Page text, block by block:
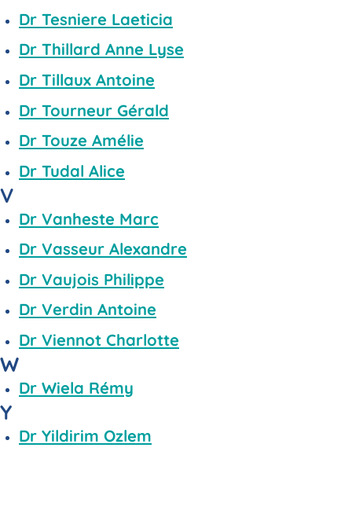
Dr Tesniere Laeticia
Dr Thillard Anne Lyse
Dr Tillaux Antoine
Dr Tourneur Gérald
Dr Touze Amélie
Dr Tudal Alice
V
Dr Vanheste Marc
Dr Vasseur Alexandre
Dr Vaujois Philippe
Dr Verdin Antoine
Dr Viennot Charlotte
W
Dr Wiela Rémy
Y
Dr Yildirim Ozlem